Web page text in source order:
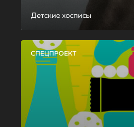
Детские хосписы
СПЕЦПРОЕКТ